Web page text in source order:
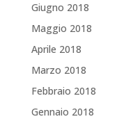
Giugno 2018
Maggio 2018
Aprile 2018
Marzo 2018
Febbraio 2018
Gennaio 2018